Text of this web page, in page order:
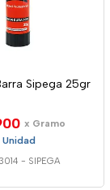
Sipega 25gr
x Gramo
Unidad
- SIPEGA